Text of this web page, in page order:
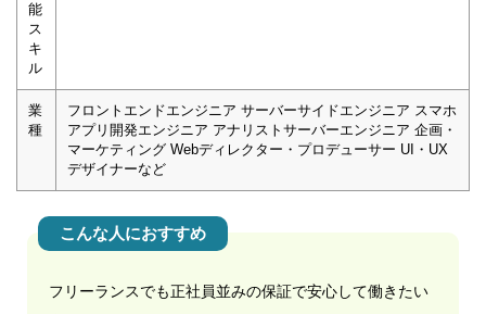
能
ス
キ
ル
業
種
フロントエンドエンジニア サーバーサイドエンジニア スマホ
アプリ開発エンジニア アナリストサーバーエンジニア 企画・
マーケティング Webディレクター・プロデューサー UI・UX
デザイナーなど
こんな人におすすめ
フリーランスでも正社員並みの保証で安心して働きたい